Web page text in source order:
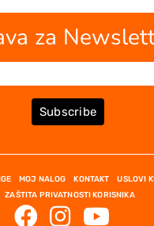
za
Subscribe
MOJ NALOG KONTAKT
USLOVI
ZAŠTITA PRIVATNOSTI KORISNIKA